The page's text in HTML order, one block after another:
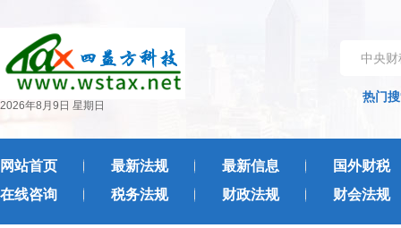
2026年8月9日 星期日
中央
热门
网站首页 最新法规 最新信息
国外财税
在线咨询
税务法规 财政法规 财会法规